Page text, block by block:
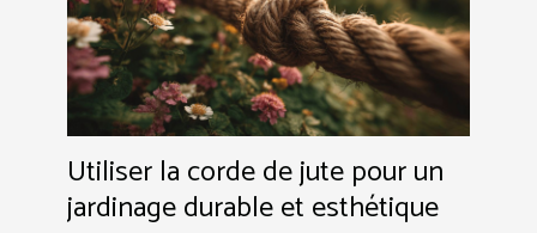
Utiliser la corde de jute pour un
jardinage durable et esthétique